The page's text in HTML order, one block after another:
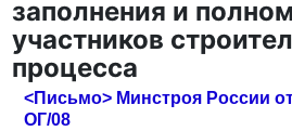
заполнения и
участников
процесса
<Письмо> Минстроя России от
ОГ/08